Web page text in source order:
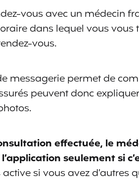
vous avec un médecin
dans lequel vous vous
vous.
messagerie permet de
peuvent donc
effectuée, le
seulement si
si vous avez d’autres